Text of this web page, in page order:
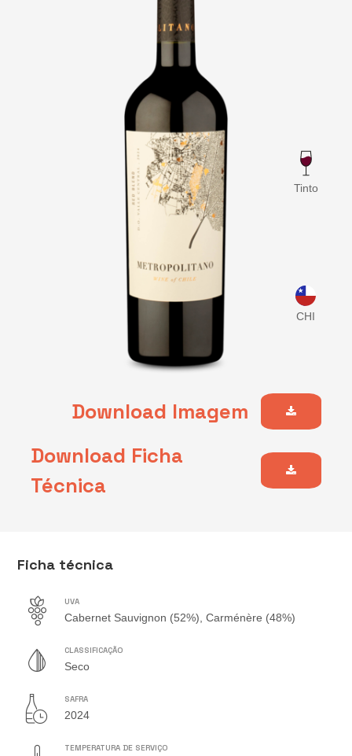
Tinto
Download Imagem
Download Ficha
Técnica
Ficha técnica
UVA
Cabernet Sauvignon (52%), Carménère (48%)
CLASSIFICAÇÃO
Seco
SAFRA
2024
TEMPERATURA DE SERVIÇO